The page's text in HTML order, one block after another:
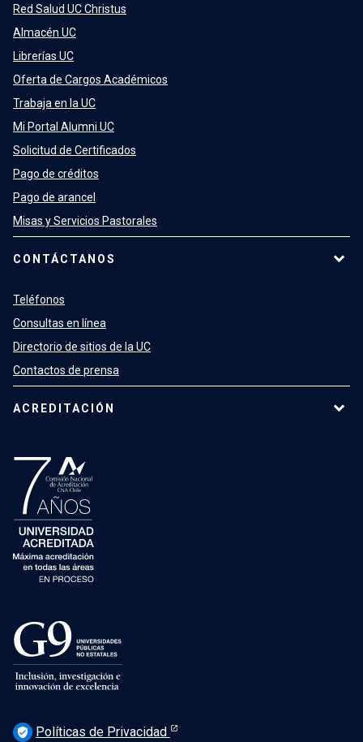
Red Salud UC Christus
Almacén UC
Librerías UC
Oferta de Cargos Académicos
Trabaja en la UC
Mi Portal Alumni UC
Solicitud de Certificados
Pago de créditos
Pago de arancel
Misas y Servicios Pastorales
CONTÁCTANOS
Teléfonos
Consultas en línea
Directorio de sitios de la UC
Contactos de prensa
ACREDITACIÓN
verified_user Políticas de Privacidad